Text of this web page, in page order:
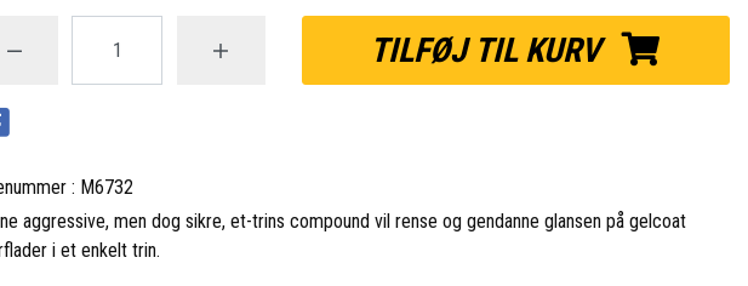
TILFØJ TIL KURV
: M6732
aggressive, men dog sikre, et-trins compound vil rense og gendanne glansen på gelcoat
i et enkelt trin.